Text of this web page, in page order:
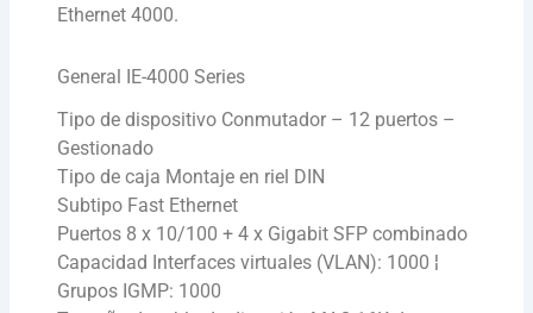
Ethernet 4000.
General IE-4000 Series
Tipo de dispositivo Conmutador – 12 puertos –
Gestionado
Tipo de caja Montaje en riel DIN
Subtipo Fast Ethernet
Puertos 8 x 10/100 + 4 x Gigabit SFP combinado
Capacidad Interfaces virtuales (VLAN): 1000 ¦
Grupos IGMP: 1000